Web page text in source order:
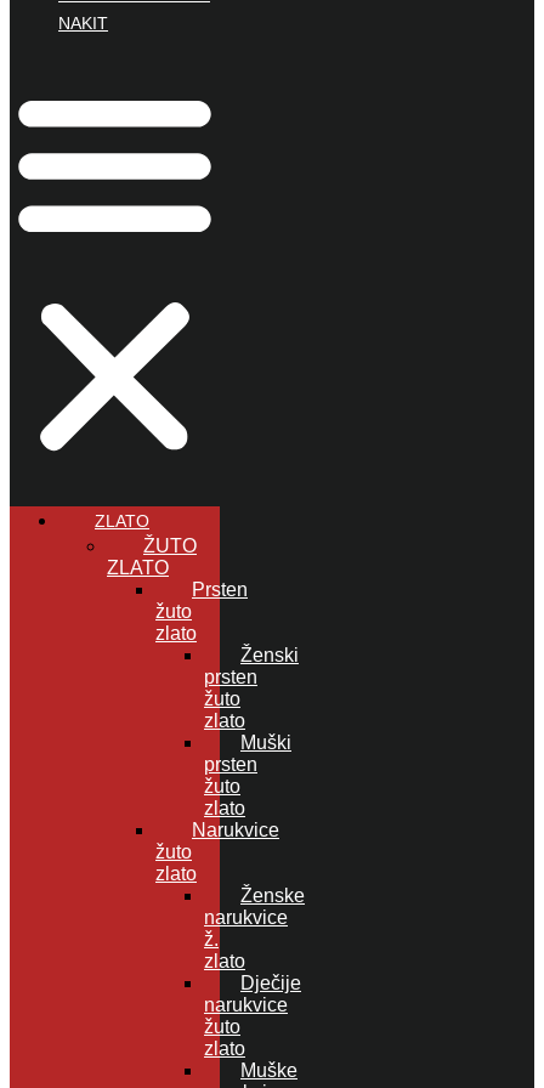
NAKIT
ZLATO
ŽUTO
ZLATO
Prsten
žuto
zlato
Ženski
prsten
žuto
zlato
Muški
prsten
žuto
zlato
Narukvice
žuto
zlato
Ženske
narukvice
ž.
zlato
Dječije
narukvice
žuto
zlato
Muške